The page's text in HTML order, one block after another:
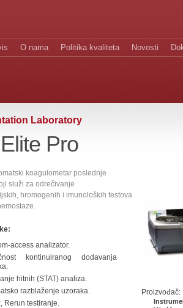
O nama Politika kvaliteta Novosti
Laboratory
Pro
koagulometar poslednje
služi za odrečivanje
hromogenih i imunoloških testova
access analizator.
kontinuiranog dodavanja
hitnih (STAT) analiza.
razblaženje uzoraka.
Rerun testiranje.
Proizvođač: